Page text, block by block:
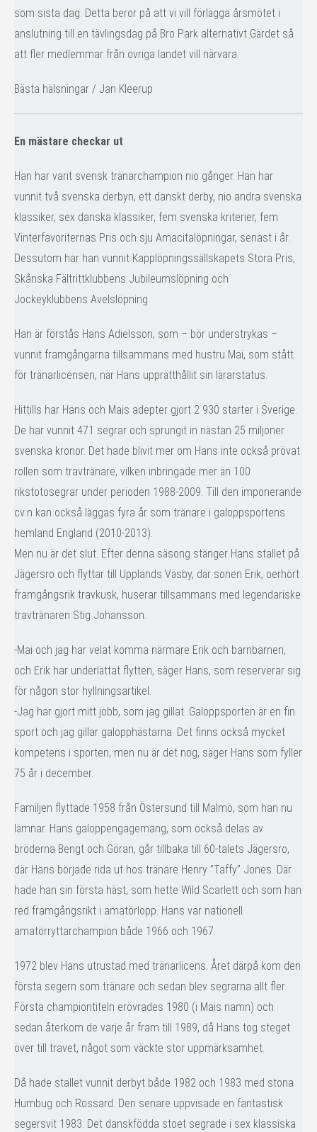
som sista dag. Detta beror på att vi vill förlägga årsmötet i
anslutning till en tävlingsdag på Bro Park alternativt Gärdet så
att fler medlemmar från övriga landet vill närvara.
Bästa hälsningar / Jan Kleerup
En mästare checkar ut
Han har varit svensk tränarchampion nio gånger. Han har
vunnit två svenska derbyn, ett danskt derby, nio andra svenska
klassiker, sex danska klassiker, fem svenska kriterier, fem
Vinterfavoriternas Pris och sju Amacitalöpningar, senast i år.
Dessutom har han vunnit Kapplöpningssällskapets Stora Pris,
Skånska Fältrittklubbens Jubileumslöpning och
Jockeyklubbens Avelslöpning.
Han är förstås Hans Adielsson, som – bör understrykas –
vunnit framgångarna tillsammans med hustru Mai, som stått
för tränarlicensen, när Hans upprätthållit sin lärarstatus.
Hittills har Hans och Mais adepter gjort 2 930 starter i Sverige.
De har vunnit 471 segrar och sprungit in nästan 25 miljoner
svenska kronor. Det hade blivit mer om Hans inte också prövat
rollen som travtränare, vilken inbringade mer än 100
rikstotosegrar under perioden 1988-2009. Till den imponerande
cv:n kan också läggas fyra år som tränare i galoppsportens
hemland England (2010-2013).
Men nu är det slut. Efter denna säsong stänger Hans stallet på
Jägersro och flyttar till Upplands Väsby, där sonen Erik, oerhört
framgångsrik travkusk, huserar tillsammans med legendariske
travtränaren Stig Johansson.
-Mai och jag har velat komma närmare Erik och barnbarnen,
och Erik har underlättat flytten, säger Hans, som reserverar sig
för någon stor hyllningsartikel.
-Jag har gjort mitt jobb, som jag gillat. Galoppsporten är en fin
sport och jag gillar galopphästarna. Det finns också mycket
kompetens i sporten, men nu är det nog, säger Hans som fyller
75 år i december.
Familjen flyttade 1958 från Östersund till Malmö, som han nu
lämnar. Hans galoppengagemang, som också delas av
bröderna Bengt och Göran, går tillbaka till 60-talets Jägersro,
där Hans började rida ut hos tränare Henry ”Taffy” Jones. Där
hade han sin första häst, som hette Wild Scarlett och som han
red framgångsrikt i amatörlopp. Hans var nationell
amatörryttarchampion både 1966 och 1967.
1972 blev Hans utrustad med tränarlicens. Året därpå kom den
första segern som tränare och sedan blev segrarna allt fler.
Första championtiteln erövrades 1980 (i Mais namn) och
sedan återkom de varje år fram till 1989, då Hans tog steget
över till travet, något som väckte stor uppmärksamhet.
Då hade stallet vunnit derbyt både 1982 och 1983 med stona
Humbug och Rossard. Den senare uppvisade en fantastisk
segersvit 1983. Det danskfödda stoet segrade i sex klassiska